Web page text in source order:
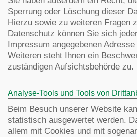
Sperrung oder Löschung dieser
Hierzu sowie zu weiteren Fragen
Datenschutz können Sie sich
Impressum angegebenen
Weiteren steht Ihnen ein
zuständigen Aufsichtsbehörde zu.
Analyse-Tools und Tools von
Beim Besuch unserer Website
statistisch ausgewertet werden.
allem mit Cookies und mit